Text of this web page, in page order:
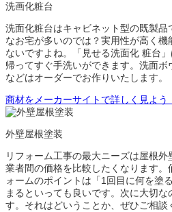
洗画化粧台
洗面化粧台はキャビネット型の既製品
なお宅が多いのでは？実用性が高く
ないですよね。「見せる洗面化 粧台
帰ってすぐ手洗いができます。洗面
などはオーダーでお作りいたします。
商材をメーカーサイトで詳しく見よう
外壁屋根塗装
リフォーム工事の最大ニーズは屋根外
業者間の価格を比較したくなります
ォームのポイントは「1回目に何を塗
まるといっても良いです。次に大切
す。それはどいうことか、ぜひご相談